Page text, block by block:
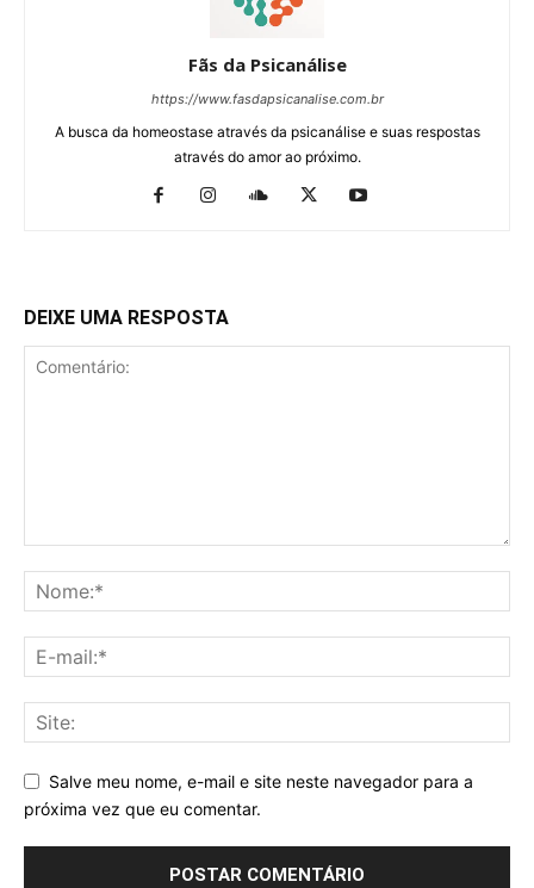
Fãs da Psicanálise
https://www.fasdapsicanalise.com.br
A busca da homeostase através da psicanálise e suas respostas
através do amor ao próximo.
DEIXE UMA RESPOSTA
Salve meu nome, e-mail e site neste navegador para a
próxima vez que eu comentar.